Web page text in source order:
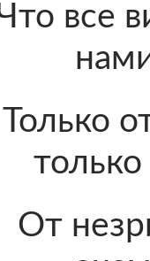
все
Только
От